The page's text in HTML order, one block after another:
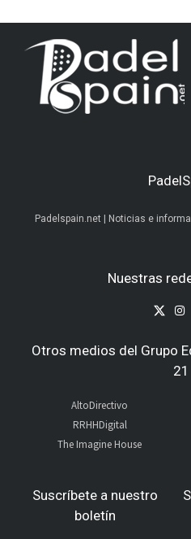
Padelspain.net | Noticias e
Nuestras
Otros medios del Grupo
21
AltoDirectivo
RRHHDigital
The Imagine House
Suscríbete a nuestro
boletín